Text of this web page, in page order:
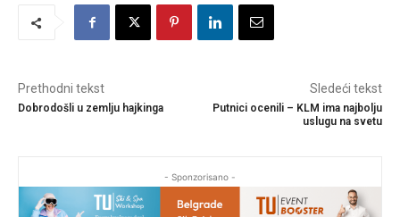
Prethodni tekst
Dobrodošli u zemlju hajkinga
Sledeći tekst
Putnici ocenili – KLM ima najbolju
uslugu na svetu
- Sponzorisano -